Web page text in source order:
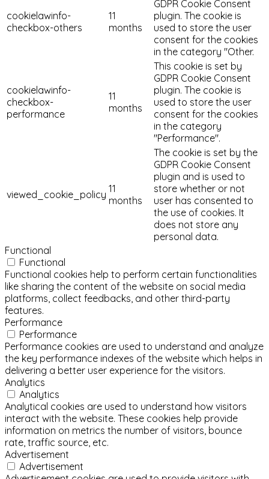
cookielawinfo-
checkbox-others
11
months
GDPR Cookie Consent
plugin. The cookie is
used to store the user
consent for the cookies
in the category "Other.
cookielawinfo-
checkbox-
performance
11
months
This cookie is set by
GDPR Cookie Consent
plugin. The cookie is
used to store the user
consent for the cookies
in the category
"Performance".
viewed_cookie_policy 11
months
The cookie is set by the
GDPR Cookie Consent
plugin and is used to
store whether or not
user has consented to
the use of cookies. It
does not store any
personal data.
Functional
Functional
Functional cookies help to perform certain functionalities
like sharing the content of the website on social media
platforms, collect feedbacks, and other third-party
features.
Performance
Performance
Performance cookies are used to understand and analyze
the key performance indexes of the website which helps in
delivering a better user experience for the visitors.
Analytics
Analytics
Analytical cookies are used to understand how visitors
interact with the website. These cookies help provide
information on metrics the number of visitors, bounce
rate, traffic source, etc.
Advertisement
Advertisement